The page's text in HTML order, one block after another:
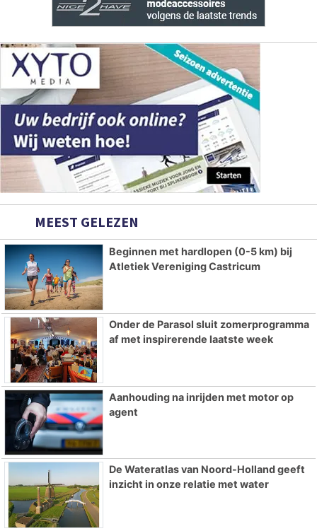
MEEST GELEZEN
Beginnen met hardlopen (0-5 km) bij
Atletiek Vereniging Castricum
Onder de Parasol sluit zomerprogramma
af met inspirerende laatste week
Aanhouding na inrijden met motor op
agent
De Wateratlas van Noord-Holland geeft
inzicht in onze relatie met water